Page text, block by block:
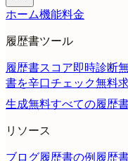
ホーム機能料金
履歴書ツール
履歴書スコア即時診断
書を辛口チェック無料
生成無料すべての履歴
リソース
ブログ履歴書の例履歴